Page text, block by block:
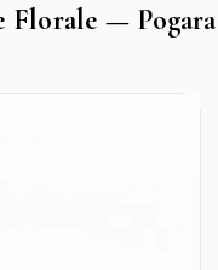
Florale — Pogara